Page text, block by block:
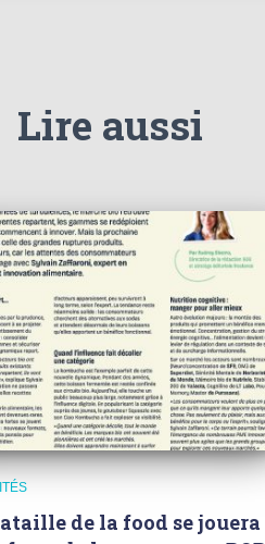
Lire aussi
de la food se jouera